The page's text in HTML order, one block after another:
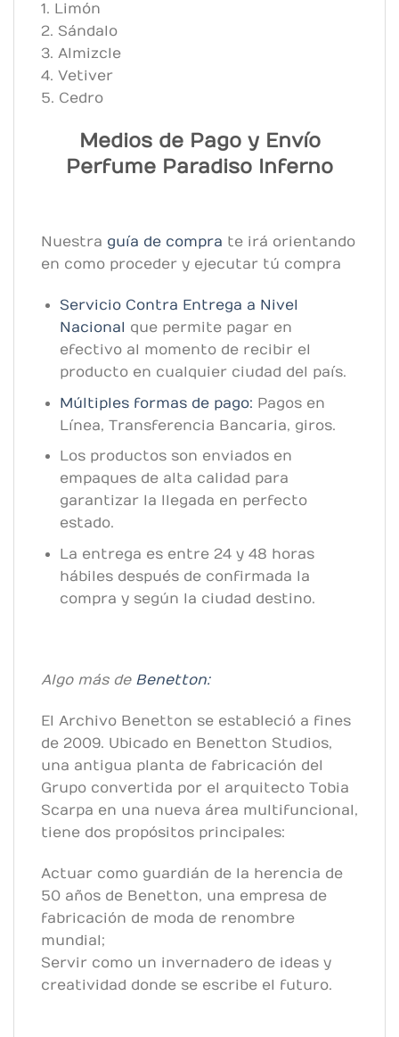
1. Limón
2. Sándalo
3. Almizcle
4. Vetiver
5. Cedro
Medios de Pago y Envío
Perfume Paradiso Inferno
Nuestra guía de compra te irá orientando
en como proceder y ejecutar tú compra
Servicio Contra Entrega a Nivel
Nacional que permite pagar en
efectivo al momento de recibir el
producto en cualquier ciudad del país.
Múltiples formas de pago: Pagos en
Línea, Transferencia Bancaria, giros.
Los productos son enviados en
empaques de alta calidad para
garantizar la llegada en perfecto
estado.
La entrega es entre 24 y 48 horas
hábiles después de confirmada la
compra y según la ciudad destino.
Algo más de Benetton:
El Archivo Benetton se estableció a fines
de 2009. Ubicado en Benetton Studios,
una antigua planta de fabricación del
Grupo convertida por el arquitecto Tobia
Scarpa en una nueva área multifuncional,
tiene dos propósitos principales:
Actuar como guardián de la herencia de
50 años de Benetton, una empresa de
fabricación de moda de renombre
mundial;
Servir como un invernadero de ideas y
creatividad donde se escribe el futuro.